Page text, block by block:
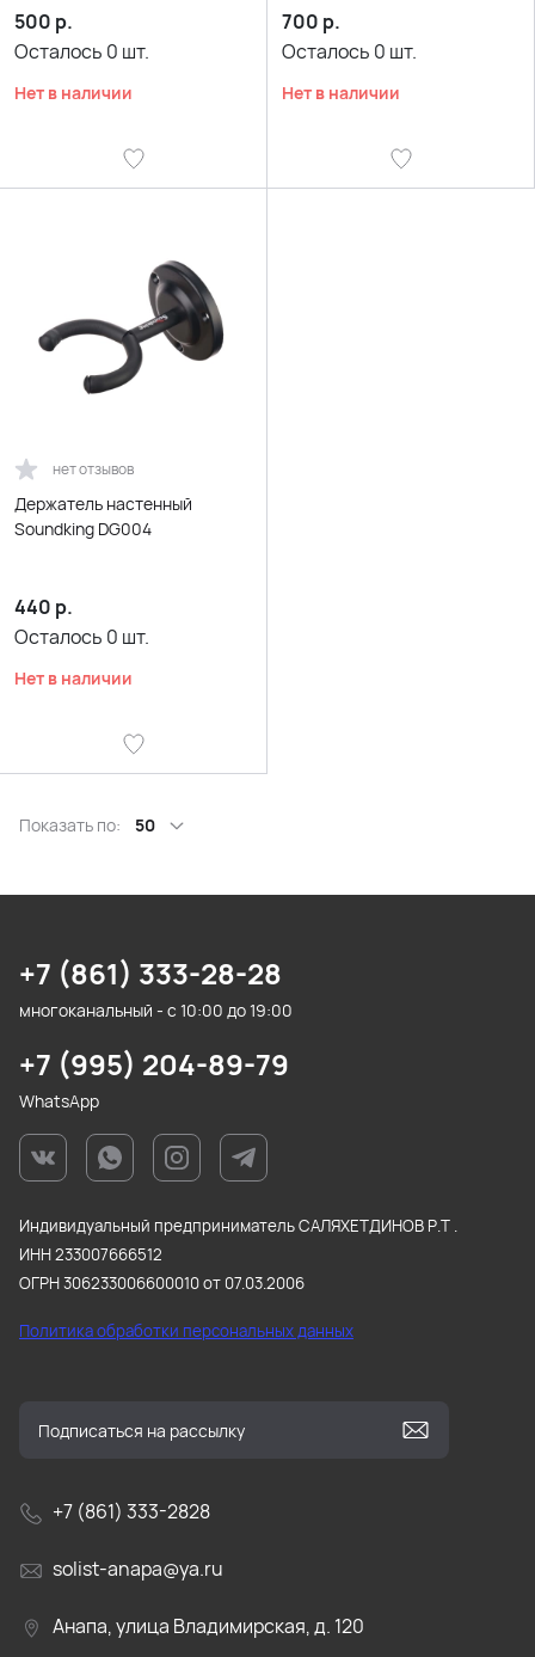
500 р.
Осталось 0 шт.
Нет в наличии
700 р.
Осталось 0 шт.
Нет в наличии
нет отзывов
Держатель настенный
Soundking DG004
440 р.
Осталось 0 шт.
Нет в наличии
Показать по: 50
+7 (861) 333-28-28
многоканальный - с 10:00 до 19:00
+7 (995) 204-89-79
WhatsApp
Индивидуальный предприниматель САЛЯХЕТДИНОВ Р.Т .
ИНН 233007666512
ОГРН 306233006600010 от 07.03.2006
Политика обработки персональных данных
+7 (861) 333-2828
solist-anapa@ya.ru
Анапа, улица Владимирская, д. 120